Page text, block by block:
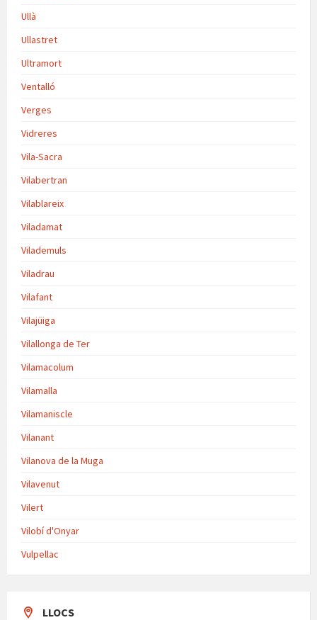
Ullà
Ullastret
Ultramort
Ventalló
Verges
Vidreres
Vila-Sacra
Vilabertran
Vilablareix
Viladamat
Vilademuls
Viladrau
Vilafant
Vilajüiga
Vilallonga de Ter
Vilamacolum
Vilamalla
Vilamaniscle
Vilanant
Vilanova de la Muga
Vilavenut
Vilert
Vilobí d'Onyar
Vulpellac
LLOCS